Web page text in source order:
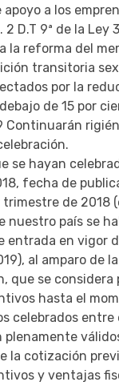
a los
D.T 9ª de la Ley
la reforma del
transitoria
por la
de 15 por
Continuarán
se hayan
fecha de
de 2018
nuestro país se
entrada en vigor
al amparo de
que se
hasta el
celebrados entre
plenamente
la cotización
y ventajas